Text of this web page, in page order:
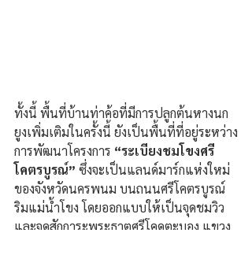
ทั้งนี้ พื้นที่บ้านท่าค้อที่มีการปลูกต้นหางนก
ยูงเพิ่มเติมในครั้งนี้ ยังเป็นพื้นที่ที่อยู่ระหว่าง
การพัฒนาโครงการ “ระเบียงชมโขงศรี
โคตรบูรณ์” ซึ่งจะเป็นแลนด์มาร์กแห่งใหม่
ของจังหวัดนครพนม บนถนนศรีโคตรบูรณ์
ริมแม่น้ำโขง โดยออกแบบให้เป็นจุดชมวิว
และจุดสักการะพระธาตุศรีโคดตะบอง แขวง